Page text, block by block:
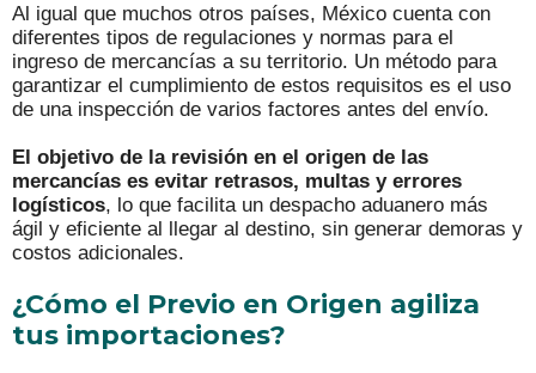
Al igual que muchos otros países, México cuenta con
diferentes tipos de regulaciones y normas para el
ingreso de mercancías a su territorio. Un método para
garantizar el cumplimiento de estos requisitos es el uso
de una inspección de varios factores antes del envío.
El objetivo de la revisión en el origen de las
mercancías es evitar retrasos, multas y errores
logísticos, lo que facilita un despacho aduanero más
ágil y eficiente al llegar al destino, sin generar demoras y
costos adicionales.
¿Cómo el Previo en Origen agiliza
tus importaciones?